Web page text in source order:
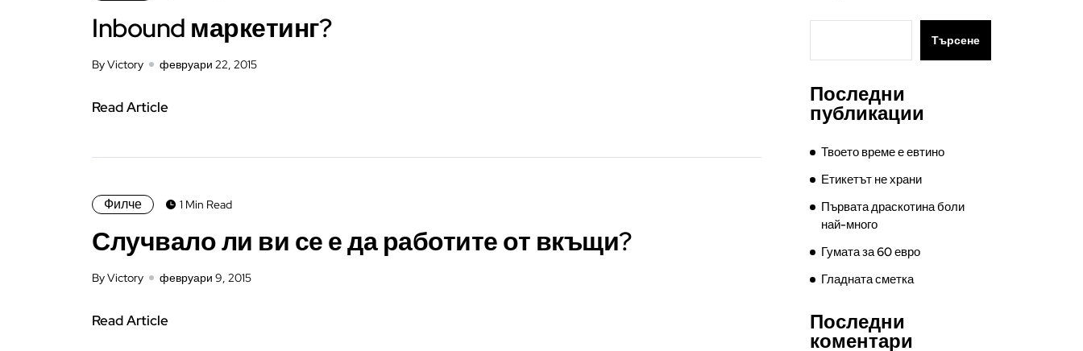
Inbound маркетинг?
By Victory февруари 22, 2015
Read Article
Филче 1 Min Read
Случвало ли ви се е да работите от вкъщи?
By Victory февруари 9, 2015
Read Article
Търсене
Последни
публикации
Твоето време е евтино
Етикетът не храни
Първата драскотина боли
най-много
Гумата за 60 евро
Гладната сметка
Последни
коментари